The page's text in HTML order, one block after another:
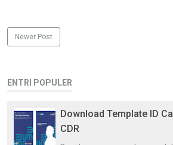
Newer Post
ENTRI POPULER
Download Template ID
CDR